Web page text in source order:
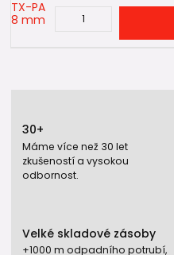
30+
Máme více než 30 let
zkušeností a vysokou
odbornost.
Velké skladové zásoby
+1000 m odpadního potrubí,